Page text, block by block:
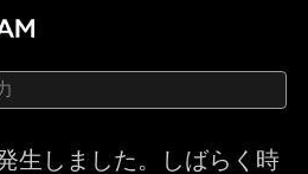
生しました。しばらく時